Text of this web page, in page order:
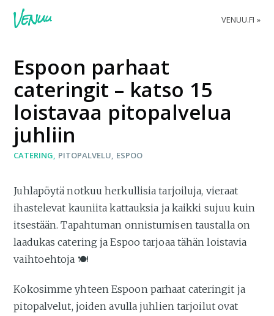
VENUU.FI
Espoon parhaat
cateringit – katso 15
loistavaa pitopalvelua
juhliin
CATERING PITOPALVELU ESPOO
Juhlapöytä notkuu herkullisia tarjoiluja, vieraat
ihastelevat kauniita kattauksia ja kaikki sujuu kuin
itsestään. Tapahtuman onnistumisen taustalla on
laadukas catering ja Espoo tarjoaa tähän loistavia
vaihtoehtoja 🍽️
Kokosimme yhteen Espoon parhaat cateringit ja
pitopalvelut, joiden avulla juhlien tarjoilut ovat